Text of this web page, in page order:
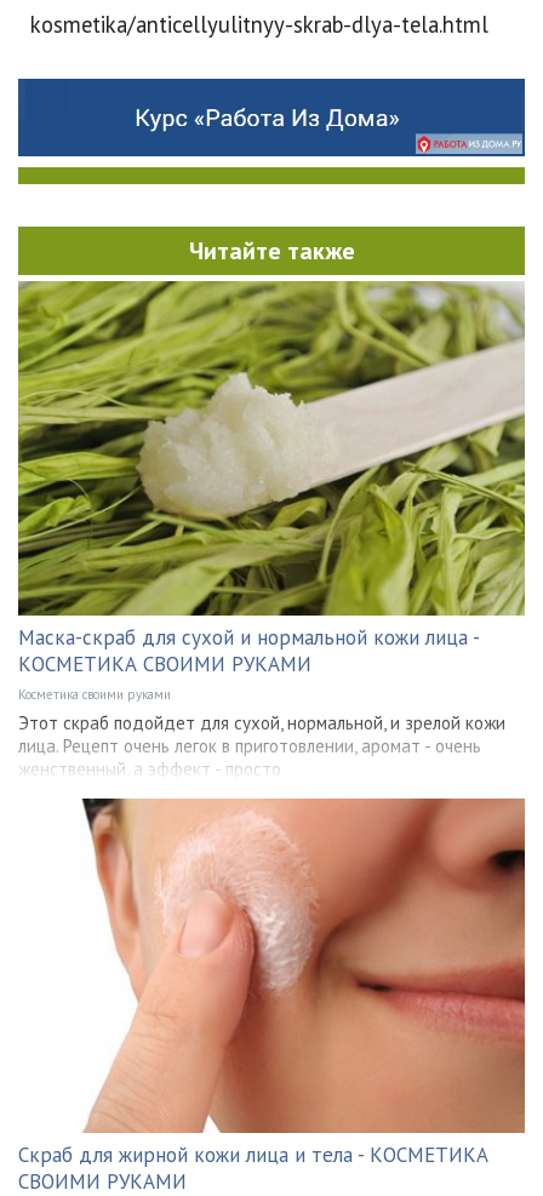
kosmetika/anticellyulitnyy-skrab-dlya-tela.html
Читайте также
Маска-скраб для сухой и нормальной кожи лица -
КОСМЕТИКА СВОИМИ РУКАМИ
Косметика своими руками
Этот скраб подойдет для сухой, нормальной, и зрелой кожи
лица. Рецепт очень легок в приготовлении, аромат - очень
женственный, а эффект - просто
Скраб для жирной кожи лица и тела - КОСМЕТИКА
СВОИМИ РУКАМИ